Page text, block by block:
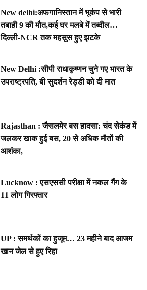
New delhi:अफगानिस्तान में भूकंप से भारी
तबाही 9 की मौत,कई घर मलबे में तब्दील…
दिल्ली-NCR तक महसूस हुए झटके
New Delhi :सीपी राधाकृष्णन चुने गए भारत के
उपराष्ट्रपति, बी सुदर्शन रेड्डी को दी मात
Rajasthan : जैसलमेर बस हादसा: चंद सेकंड में
जलकर खाक हुई बस, 20 से अधिक मौतों की
आशंका,
Lucknow : एसएससी परीक्षा में नकल गैंग के
11 लोग गिरफ्तार
UP : समर्थकों का हुजूम… 23 महीने बाद आजम
खान जेल से हुए रिहा